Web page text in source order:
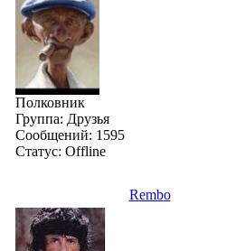
Полковник
Группа: Друзья
Сообщений: 1595
Статус: Offline
Rembo